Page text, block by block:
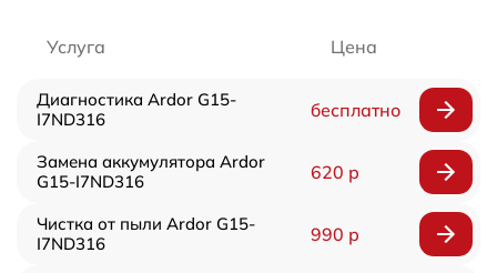
Услуга Цена
Диагностика Ardor G15-
I7ND316
бесплатно
Замена аккумулятора Ardor
G15-I7ND316
620 р
Чистка от пыли Ardor G15-
I7ND316
990 р